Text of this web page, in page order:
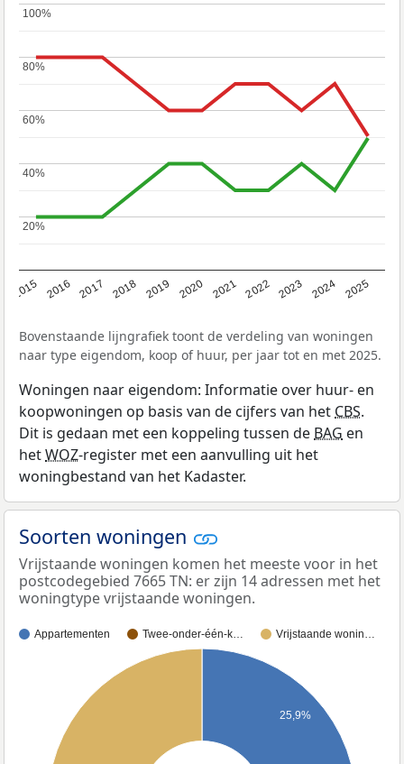
2015 2016 2017 2018 2019 2020 2021 2022 2023 2024 2025
20%
20%
40%
40%
60%
60%
80%
80%
100%
100%
Bovenstaande lijngrafiek toont de verdeling van woningen
naar type eigendom, koop of huur, per jaar tot en met 2025.
Woningen naar eigendom: Informatie over huur- en
koopwoningen op basis van de cijfers van het CBS.
Dit is gedaan met een koppeling tussen de BAG en
hetWOZ-register met een aanvulling uit het
woningbestand van het Kadaster.
Soorten woningen
Vrijstaande woningen komen het meeste voor in het
postcodegebied 7665 TN: er zijn 14 adressen met het
woningtype vrijstaande woningen.
Appartementen Twee-onder-één-k… Vrijstaande wonin…
25,9%